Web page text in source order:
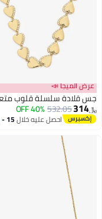
عرض الميجا 📣
جس قلادة سلسلة قلوب
﷼‏314
532.05
40% OFF
احصل عليه خلال